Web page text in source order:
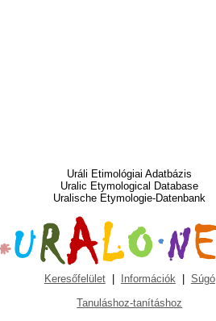
Uráli Etimológiai Adatbázis
Uralic Etymological Database
Uralische Etymologie-Datenbank
Keresőfelület| Információk| Súgó
Tanuláshoz-tanításhoz